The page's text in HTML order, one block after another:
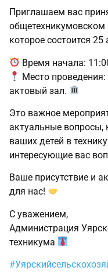
Приглашаем вас
общетехникумовском
которое состоится 25
Время начала:
Место проведения:
актовый зал.
Это важное
актуальные вопросы,
ваших детей в
интересующие вас
Ваше присутствие и
для нас!
С уважением,
Администрация
техникума